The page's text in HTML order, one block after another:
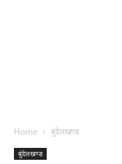
Home बुंदेलखण्ड
बुंदेलखण्ड